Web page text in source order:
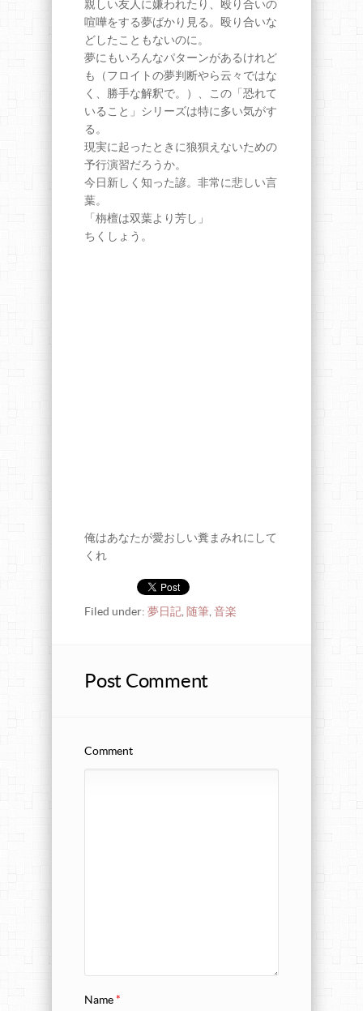
親しい友人に嫌われたり、殴り合いの
喧嘩をする夢ばかり見る。殴り合いな
どしたこともないのに。
夢にもいろんなパターンがあるけれど
も（フロイトの夢判断やら云々ではな
く、勝手な解釈で。）、この「恐れて
いること」シリーズは特に多い気がす
る。
現実に起ったときに狼狽えないための
予行演習だろうか。
今日新しく知った諺。非常に悲しい言
葉。
「栴檀は双葉より芳し」
ちくしょう。
俺はあなたが愛おしい糞まみれにして
くれ
Filed under: 夢日記, 随筆,音楽
Post Comment
Comment
Name*